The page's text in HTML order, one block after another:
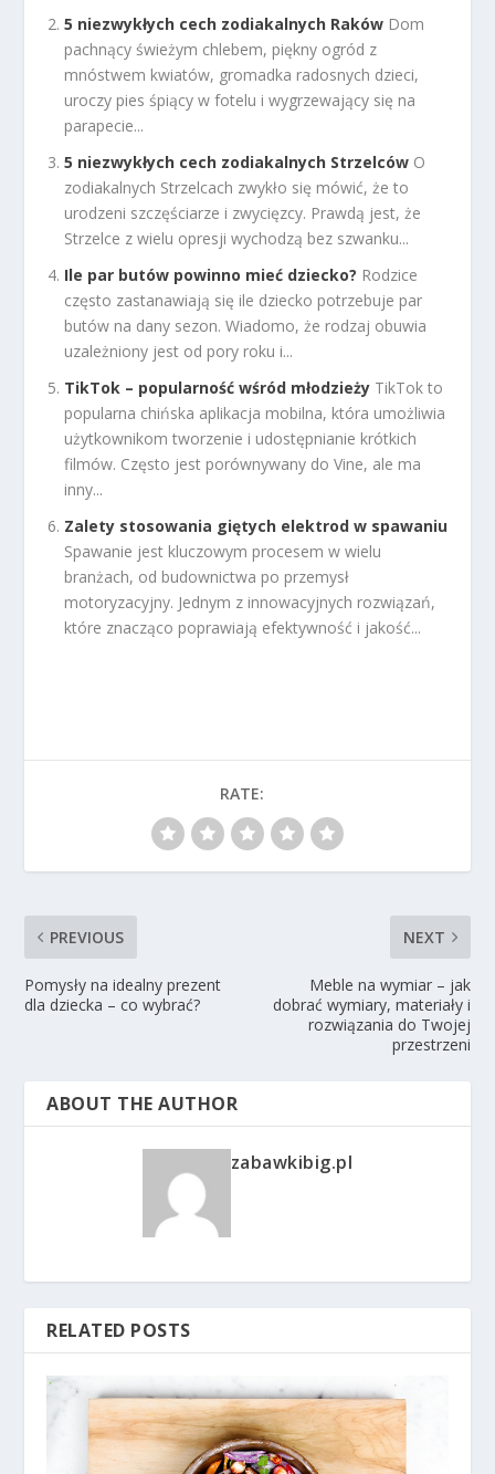
5 niezwykłych cech zodiakalnych Raków Dom
pachnący świeżym chlebem, piękny ogród z
mnóstwem kwiatów, gromadka radosnych dzieci,
uroczy pies śpiący w fotelu i wygrzewający się na
parapecie...
5 niezwykłych cech zodiakalnych Strzelców O
zodiakalnych Strzelcach zwykło się mówić, że to
urodzeni szczęściarze i zwycięzcy. Prawdą jest, że
Strzelce z wielu opresji wychodzą bez szwanku...
Ile par butów powinno mieć dziecko? Rodzice
często zastanawiają się ile dziecko potrzebuje par
butów na dany sezon. Wiadomo, że rodzaj obuwia
uzależniony jest od pory roku i...
TikTok – popularność wśród młodzieży TikTok to
popularna chińska aplikacja mobilna, która umożliwia
użytkownikom tworzenie i udostępnianie krótkich
filmów. Często jest porównywany do Vine, ale ma
inny...
Zalety stosowania giętych elektrod w spawaniu
Spawanie jest kluczowym procesem w wielu
branżach, od budownictwa po przemysł
motoryzacyjny. Jednym z innowacyjnych rozwiązań,
które znacząco poprawiają efektywność i jakość...
RATE:
PREVIOUS
Pomysły na idealny prezent
dla dziecka – co wybrać?
NEXT
Meble na wymiar – jak
dobrać wymiary, materiały i
rozwiązania do Twojej
przestrzeni
ABOUT THE AUTHOR
zabawkibig.pl
RELATED POSTS